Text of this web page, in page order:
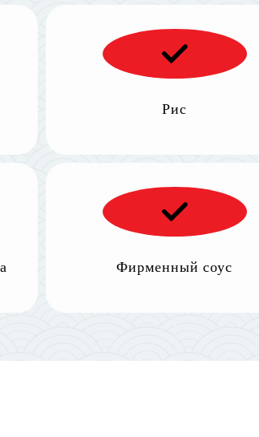
Рис
Фирменный соус